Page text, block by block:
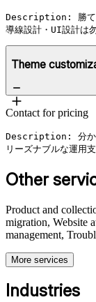
Description: 勝てる
導線設計・UI設計は
Theme
Contact for pricing
Description: 分かり
Other
Product and
migration, Website
management,
More services
Industries